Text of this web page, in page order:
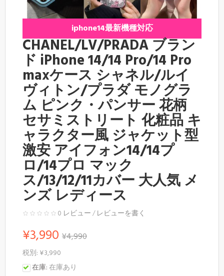
iphone14最新機種対応
CHANEL/LV/PRADA ブラン
ド iPhone 14/14 Pro/14 Pro
maxケース シャネル/ルイ
ヴィトン/プラダ モノグラ
ム ピンク・パンサー 花柄
セサミストリート 化粧品 キ
ャラクター風 ジャケット型
激安 アイフォン14/14プ
ロ/14プロ マック
ス/13/12/11カバー 大人気 メ
ンズ レディース
0 レビュー/レビューを書く
¥3,990 ¥4,990
税別: ¥3,990
在庫:在庫あり